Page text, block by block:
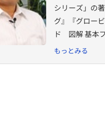
シリーズ」の
グ』『グロー
ド 図解 基本
『MBA 100の
もっとみる